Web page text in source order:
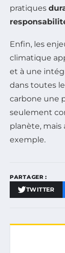
pratiques
Enfin, les
climatique
et à une
dans toutes
carbone une
seulement
planète, mais
exemple.
PARTAGER :
TWITTER